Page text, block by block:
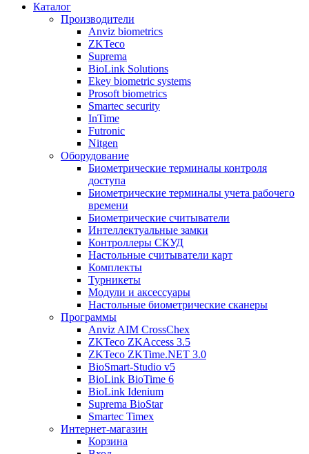
Каталог
Производители
Anviz biometrics
ZKTeco
Suprema
BioLink Solutions
Ekey biometric systems
Prosoft biometrics
Smartec security
InTime
Futronic
Nitgen
Оборудование
Биометрические терминалы контроля
доступа
Биометрические терминалы учета рабочего
времени
Биометрические считыватели
Интеллектуальные замки
Контроллеры СКУД
Настольные считыватели карт
Комплекты
Турникеты
Модули и аксессуары
Настольные биометрические сканеры
Программы
Anviz AIM CrossChex
ZKTeco ZKAccess 3.5
ZKTeco ZKTime.NET 3.0
BioSmart-Studio v5
BioLink BioTime 6
BioLink Idenium
Suprema BioStar
Smartec Timex
Интернет-магазин
Корзина